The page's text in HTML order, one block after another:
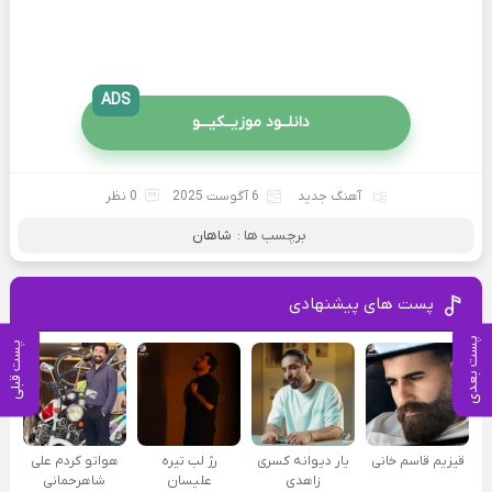
پست بعدی پست قبلی
دانلــود موزیــکیـــو
ADS
آهنگ جدید 6 آگوست 2025 0 نظر
برچسب ها : شاهان
پست های پیشنهادی
قیزیم قاسم خانی
یار دیوانه کسری
زاهدی
رژ لب تیره
علیسان
هواتو کردم علی
شاهرحمانی